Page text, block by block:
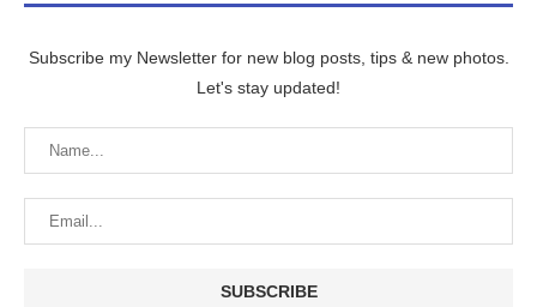
Subscribe my Newsletter for new blog posts, tips & new photos.
Let's stay updated!